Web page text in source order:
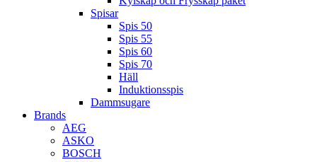
Spisar
Spis 50
Spis 55
Spis 60
Spis 70
Häll
Induktionsspis
Dammsugare
Brands
AEG
ASKO
BOSCH